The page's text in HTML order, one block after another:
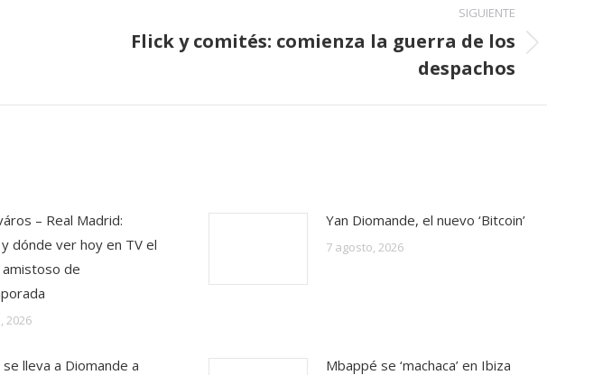
SIGUIENTE
Flick y comités: comienza la guerra de los
despachos
– Real Madrid:
dónde ver hoy en TV el
de
2026
Yan Diomande, el nuevo ‘Bitcoin’
7 agosto, 2026
lleva a Diomande a
Mbappé se ‘machaca’ en Ibiza